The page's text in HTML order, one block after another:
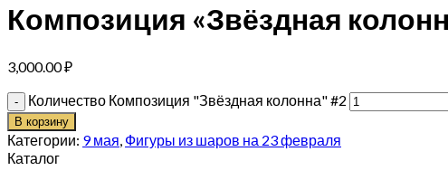
Композиция «Звёздная
3,000.00₽
Количество Композиция "Звёздная колонна" #2
В корзину
Категории: 9 мая, Фигуры из шаров на 23 февраля
Каталог